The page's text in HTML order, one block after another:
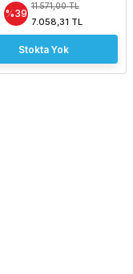
%39
11.571,00 TL
7.058,31 TL
Stokta Yok